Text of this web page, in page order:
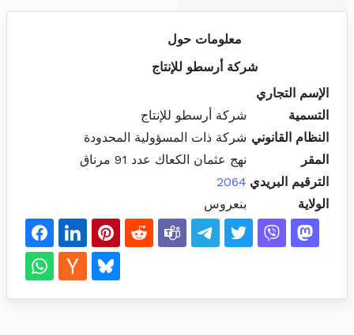
معلومات حول
شركة أرسطو للإنتاج
الإسم التجاري
التسمية
شركة أرسطو للإنتاج
النظام القانوني شركة ذات المسؤولية المحدودة
المقر
نهج عثمان الكعاك عدد 91 مرناق
الترقيم البريدي 2064
الولاية
بنعروس